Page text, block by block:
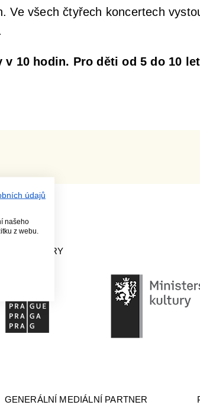
Ve všech čtyřech koncertech
10 hodin. Pro děti od 5 do 10
ZA PODPORY
GENERÁLNÍ MEDIÁLNÍ PARTNER
údajů
našeho
z webu.